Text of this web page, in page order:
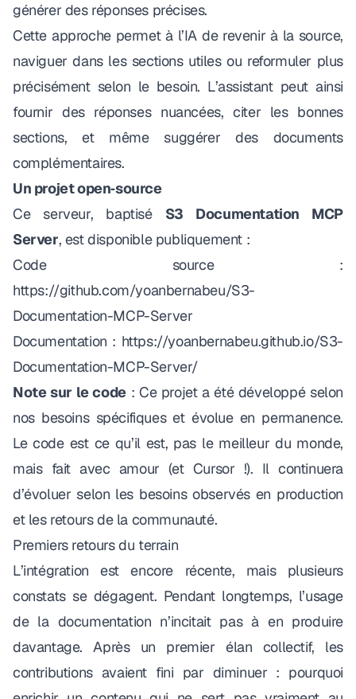
générer des réponses précises.
Cette approche permet à l’IA de revenir à la source,
naviguer dans les sections utiles ou reformuler plus
précisément selon le besoin. L’assistant peut ainsi
fournir des réponses nuancées, citer les bonnes
sections, et même suggérer des documents
complémentaires.
Un projet open‑source
Ce serveur, baptisé S3 Documentation MCP
Server, est disponible publiquement :
Code source :
https://github.com/yoanbernabeu/S3-
Documentation-MCP-Server
Documentation : https://yoanbernabeu.github.io/S3-
Documentation-MCP-Server/
Note sur le code: Ce projet a été développé selon
nos besoins spécifiques et évolue en permanence.
Le code est ce qu’il est, pas le meilleur du monde,
mais fait avec amour (et Cursor !). Il continuera
d’évoluer selon les besoins observés en production
et les retours de la communauté.
Premiers retours du terrain
L’intégration est encore récente, mais plusieurs
constats se dégagent. Pendant longtemps, l’usage
de la documentation n’incitait pas à en produire
davantage. Après un premier élan collectif, les
contributions avaient fini par diminuer : pourquoi